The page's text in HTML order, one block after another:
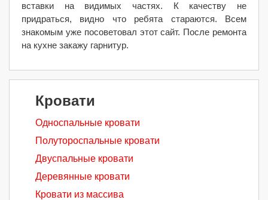
вставки на видимых частях. К качеству не
придраться, видно что ребята стараются. Всем
знакомым уже посоветовал этот сайт. После ремонта
на кухне закажу гарнитур.
Кровати
Односпальные кровати
Полутороспальные кровати
Двуспальные кровати
Деревянные кровати
Кровати из массива